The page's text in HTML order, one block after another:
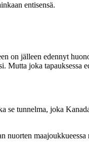
entisensä.
on jälleen edennyt
Mutta joka tapauksessa
tunnelma, joka
nuorten maajoukkueessa